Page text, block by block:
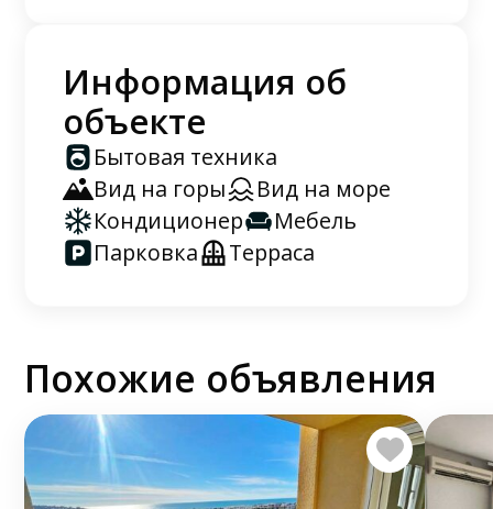
Информация об
объекте
Бытовая техника
Вид на горы
Вид на море
Кондиционер
Мебель
Парковка
Терраса
Похожие объявления